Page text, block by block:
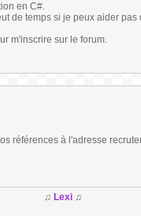
en C#.
de temps si je peux aider pas
m'inscrire sur le forum.
références à l'adresse
♫ Lexi ♫